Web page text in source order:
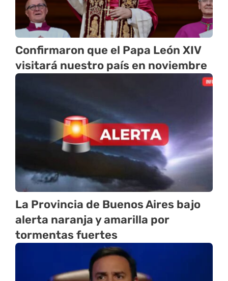
Confirmaron que el Papa León XIV
visitará nuestro país en noviembre
La Provincia de Buenos Aires bajo
alerta naranja y amarilla por
tormentas fuertes